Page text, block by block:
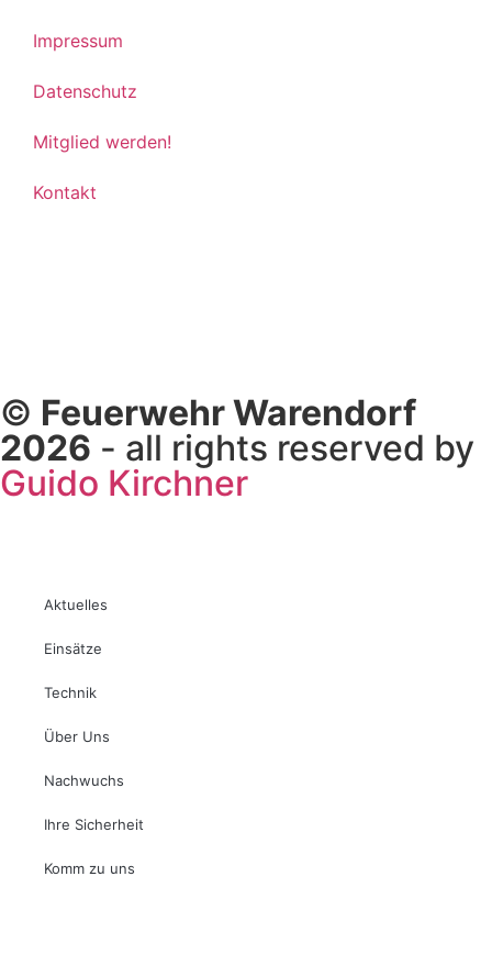
Impressum
Datenschutz
Mitglied werden!
Kontakt
© Feuerwehr Warendorf
2026 - all rights reserved by
Guido Kirchner
Aktuelles
Einsätze
Technik
Über Uns
Nachwuchs
Ihre Sicherheit
Komm zu uns